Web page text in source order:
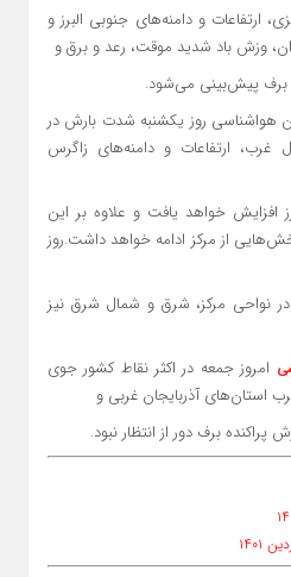
ارتفاعات و دامنه‌های جنوبی البرز و
وزش باد شدید موقت، رعد و برق و
برف پیش‌بینی می‌شود.
هواشناسی روز یکشنبه شدت بارش در
ارتفاعات و دامنه‌های زاگرس
افزایش خواهد یافت و علاوه بر این
از مرکز ادامه خواهد داشت.روز
در نواحی مرکز، شرق و شمال شرق نیز
امروز جمعه در اکثر نقاط کشور جوی
استان‌های آذربایجان غربی و
پراکنده برف دور از انتظار نبود.